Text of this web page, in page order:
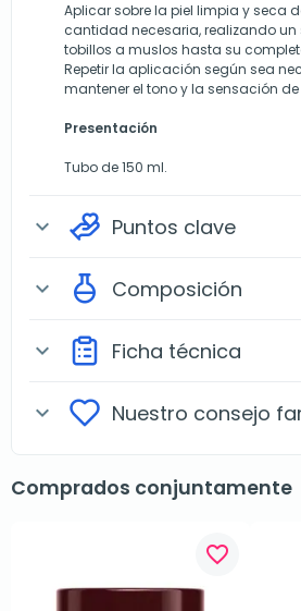
Aplicar sobre la piel limpia y seca
cantidad necesaria, realizando
tobillos a muslos hasta su
Repetir la aplicación según sea
mantener el tono y la sensación de
Presentación
Tubo de 150 ml.
expand_more Puntos clave
expand_more Composición
expand_more Ficha técnica
expand_more Nuestro consejo
Comprados conjuntamente
favorite_border